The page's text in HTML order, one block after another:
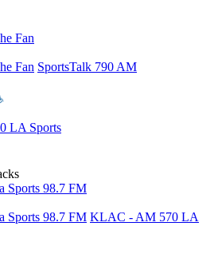
Fan
Fan SportsTalk 790 AM
LA Sports
Sports 98.7 FM
Sports 98.7 FM KLAC - AM 570 LA